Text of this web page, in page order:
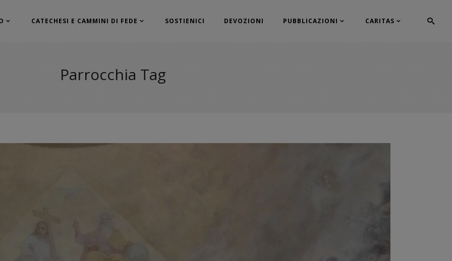
CATECHESI E CAMMINI DI FEDE SOSTIENICI DEVOZIONI PUBBLICAZIONI CARITAS
Parrocchia Tag